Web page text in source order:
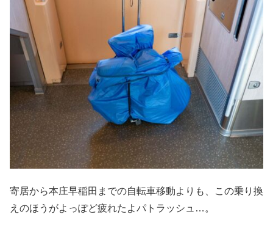
寄居から本庄早稲田までの自転車移動よりも、この乗り換
えのほうがよっぽど疲れたよパトラッシュ…。